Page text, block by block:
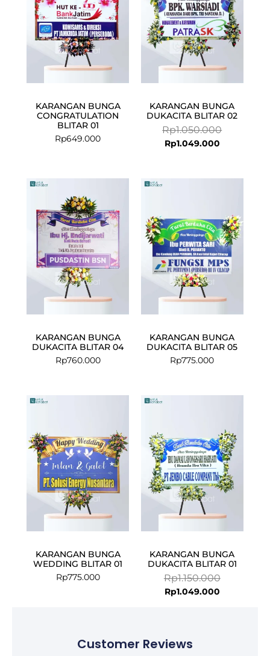
KARANGAN BUNGA
CONGRATULATION
BLITAR 01
Rp649.000
KARANGAN BUNGA
DUKACITA BLITAR 02
Rp1.050.000
Rp1.049.000
KARANGAN BUNGA
DUKACITA BLITAR 04
Rp760.000
KARANGAN BUNGA
DUKACITA BLITAR 05
Rp775.000
KARANGAN BUNGA
WEDDING BLITAR 01
Rp775.000
KARANGAN BUNGA
DUKACITA BLITAR 01
Rp1.150.000
Rp1.150.000.
Rp1.049.000
Customer Reviews